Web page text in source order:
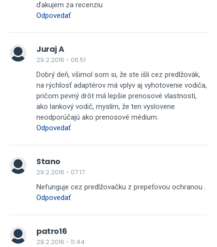
ďakujem za recenziu
Odpovedať
Juraj A
29.2.2016 - 06:51
Dobrý deň, všimol som si, že ste išli cez predlžovák,
na rýchlosť adaptérov má vplyv aj vyhotovenie vodiča,
pričom pevný drôt má lepšie prenosové vlastnosti,
ako lankový vodič, myslím, že ten vyslovene
neodporúčajú ako prenosové médium.
Odpovedať
Stano
29.2.2016 - 07:17
Nefunguje cez predlžovačku z prepeťovou ochranou .
Odpovedať
patro16
29.2.2016 - 11:44